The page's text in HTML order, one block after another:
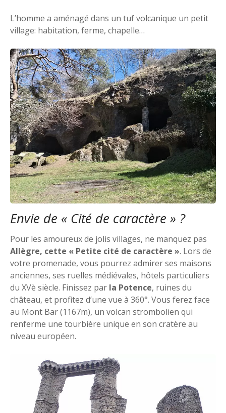
L’homme a aménagé dans un tuf volcanique un petit
village: habitation, ferme, chapelle…
Envie de « Cité de caractère » ?
Pour les amoureux de jolis villages, ne manquez pas
Allègre, cette « Petite cité de caractère ». Lors de
votre promenade, vous pourrez admirer ses maisons
anciennes, ses ruelles médiévales, hôtels particuliers
du XVè siècle. Finissez par la Potence, ruines du
château, et profitez d’une vue à 360°. Vous ferez face
au Mont Bar (1167m), un volcan strombolien qui
renferme une tourbière unique en son cratère au
niveau européen.